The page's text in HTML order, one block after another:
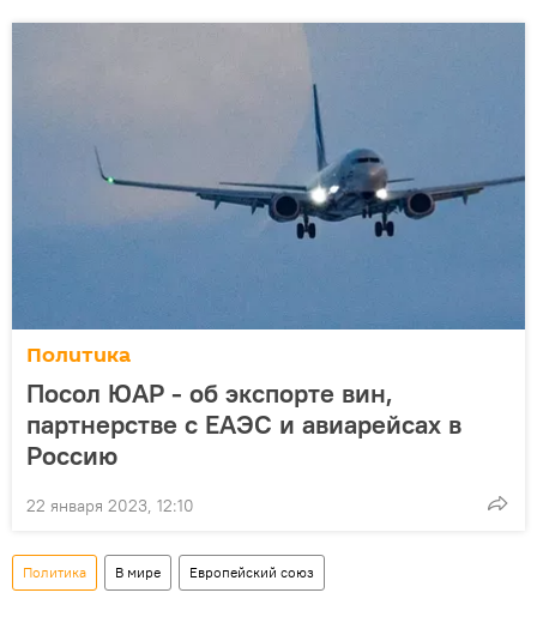
Политика
Посол ЮАР - об экспорте вин,
партнерстве с ЕАЭС и авиарейсах в
Россию
22 января 2023, 12:10
Политика В мире Европейский союз